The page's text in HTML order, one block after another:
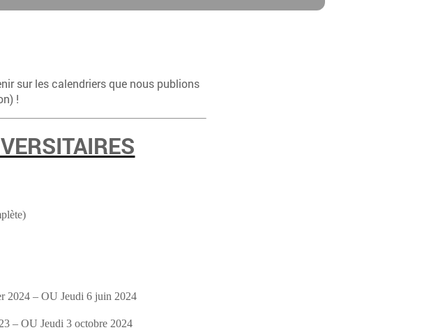
sur les calendriers que nous publions
!
2024 –OU Jeudi 6 juin 2024
–OU Jeudi 3 octobre 2024